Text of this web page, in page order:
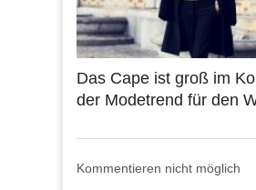
Das Cape ist groß im
der Modetrend für den
Kommentieren nicht möglich